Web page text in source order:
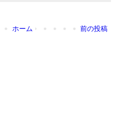
前の投稿
ホーム